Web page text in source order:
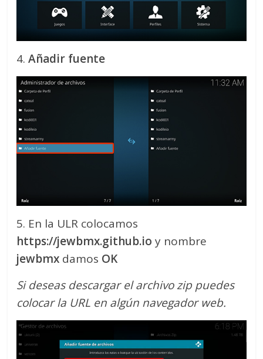
4.Añadir fuente
5. En la ULR colocamos
https://jewbmx.github.io y nombre
jewbmx damos OK
Si deseas descargar el archivo zip puedes
colocar la URL en algún navegador web.